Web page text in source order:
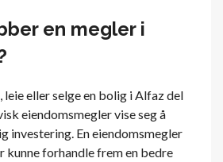
en megler i
leie eller selge en bolig i Alfaz del
eiendomsmegler vise seg å
investering. En eiendomsmegler
kunne forhandle frem en bedre